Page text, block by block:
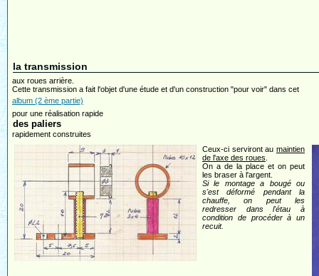
la transmission
aux roues arrière.
Cette transmission a fait l'objet d'une étude et d'un construction "pour voir" dans cet
album (2 ème partie)
pour une réalisation rapide
des paliers
rapidement construites
Ceux-ci serviront au maintien
de l'axe des roues
On a de la place et on peut
les braser à l'argent.
Si le montage a bougé ou
s'est déformé pendant la
chauffe, on peut les
redresser dans l'étau à
condition de procéder à un
recuit.